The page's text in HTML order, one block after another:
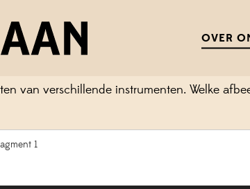
OVER
MUZIKALE
muzikale zoektocht! We beginnen met de
van verschillende instrumenten. Welke
1